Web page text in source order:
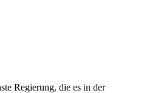
Regierung, die es in der